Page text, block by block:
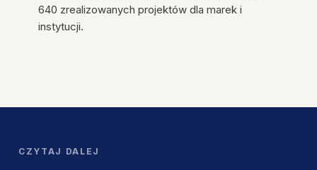
640 zrealizowanych projektów dla marek i
instytucji.
CZYTAJ DALEJ